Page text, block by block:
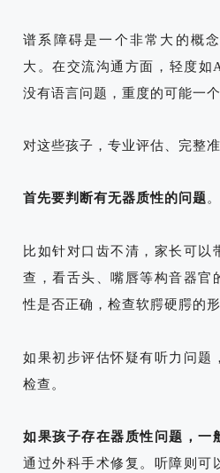
谱系障碍是一个非常大的概
大。在交流沟通方面，轻度如
没有语言问题，重度的可能一
对这些孩子，专业评估、完整
首先要判断有无器质性的问题。
比如针对口齿不清，家长可以
查，看舌头、嘴唇等构音器官
性是否正确，检查软腭硬腭的形
如果初步评估怀疑有听力问题
检查。
如果孩子存在器质性问题，一
通过外科手术修复。听障则可